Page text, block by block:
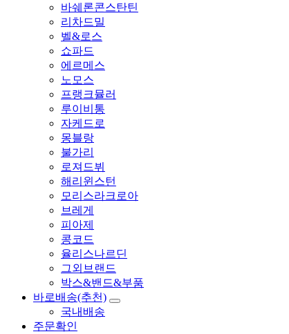
바쉐론콘스탄틴
리차드밀
벨&로스
쇼파드
에르메스
노모스
프랭크뮬러
루이비통
자케드로
몽블랑
불가리
로져드뷔
해리윈스턴
모리스라크로아
브레게
피아제
콩코드
율리스나르딘
그외브랜드
박스&밴드&부품
바로배송(추천)
국내배송
주문확인